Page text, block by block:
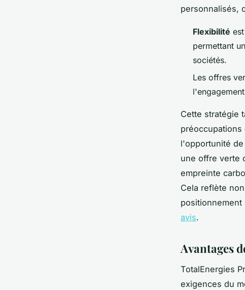
personnalisés,
Flexibilité
permettant
sociétés.
Les offres
Cette stratégie
l'opportunité
une offre verte
empreinte
Cela reflète
avis.
Avantages
TotalEnergies
exigences du